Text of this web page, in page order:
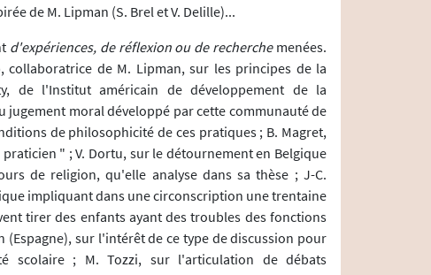
de M. Lipman (S. Brel et V. Delille)...
d'expériences, de réflexion ou de recherchemenées.
de M. Lipman, sur les principes de la
de l'Institut américain de développement de la
moral développé par cette communauté de
de philosophicité de ces pratiques ; B. Magret,
" ; V. Dortu, sur le détournement en Belgique
de religion, qu'elle analyse dans sa thèse ; J-C.
impliquant dans une circonscription une trentaine
tirer des enfants ayant des troubles des fonctions
(Espagne), sur l'intérêt de ce type de discussion pour
scolaire ; M. Tozzi, sur l'articulation de débats